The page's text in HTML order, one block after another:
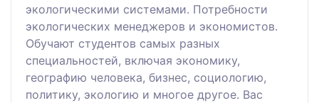
экологическими системами. Потребности
экологических менеджеров и экономистов.
Обучают студентов самых разных
специальностей, включая экономику,
географию человека, бизнес, социологию,
политику, экологию и многое другое. Вас